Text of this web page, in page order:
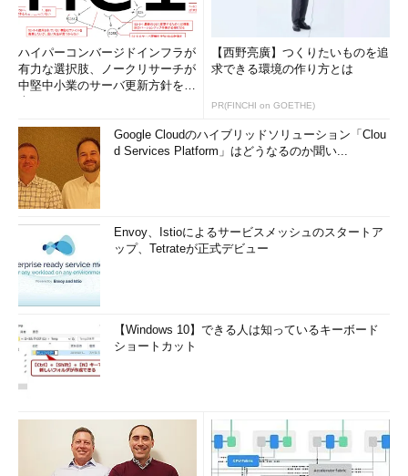
ハイパーコンバージドインフラが
有力な選択肢、ノークリサーチが
中堅中小業のサーバ更新方針を調
【西野亮廣】つくりたいものを追
求できる環境の作り方とは
PR(FINCHI on GOETHE)
Google Cloudのハイブリッドソリューション「Clou
d Services Platform」はどうなるのか聞い...
Envoy、Istioによるサービスメッシュのスタートア
ップ、Tetrateが正式デビュー
【Windows 10】できる人は知っているキーボード
ショートカット